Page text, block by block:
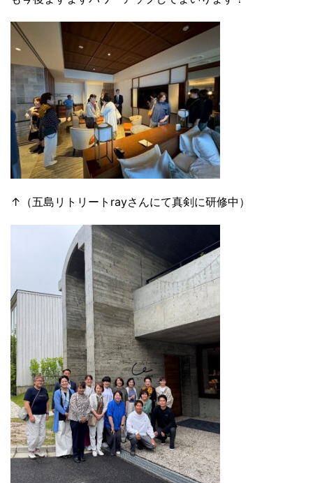
↑（五島リトリートrayさんにて真剣に研修中）